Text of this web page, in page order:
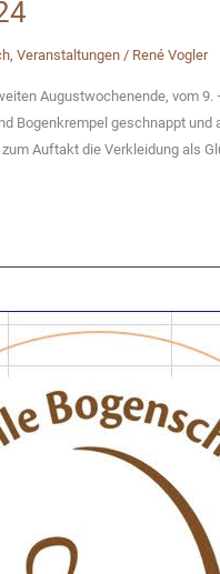
, Veranstaltungen / René Vogler
Augustwochenende, vom
Bogenkrempel geschnappt
Auftakt die Verkleidung als